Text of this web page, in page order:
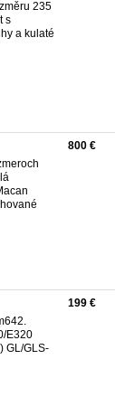
235
s
a kulaté
800 €
E320
GL/GLS-
199 €